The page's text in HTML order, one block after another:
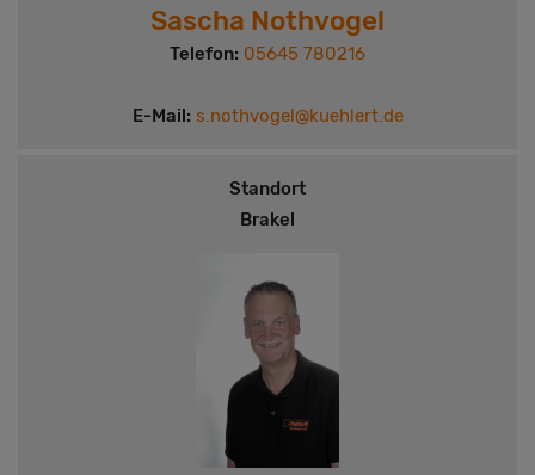
Sascha Nothvogel
Telefon: 05645 780216
E-Mail: s.nothvogel@kuehlert.de
Standort
Brakel